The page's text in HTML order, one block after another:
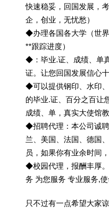
快速稳妥，回国发展，
企，创业，无忧愁）
◆办理各国各大学（世
**跟踪进度）
◆：毕业.证、成绩、单
证。让您回国发展信心十
◆可以提供钢印、水印
的毕业.证、百分之百让
成绩、单，真实大使馆
◆招聘代理：本公司诚
兰、美国、法国、德国
员，如果你有业余时间
◆校园代理，报酬丰厚
务 为您服务 专业服务,使
只不过有一点希望大家